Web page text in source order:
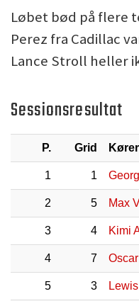
Løbet bød på flere
Perez fra Cadillac
Lance Stroll heller
Sessionsresultat
P. Grid Kører
1 1
2 5 Max
3 4 Kimi
4 7
5 3